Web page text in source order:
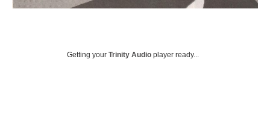
Getting your Trinity Audio player ready...